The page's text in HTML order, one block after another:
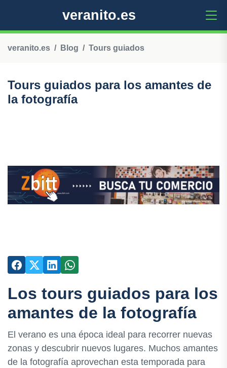
veranito.es
veranito.es Blog Tours guiados
Tours guiados para los amantes de
la fotografía
Los tours guiados para los
amantes de la fotografía
El verano es una época ideal para recorrer nuevas
zonas y descubrir nuevos lugares. Muchos amantes
de la fotografía aprovechan esta temporada para